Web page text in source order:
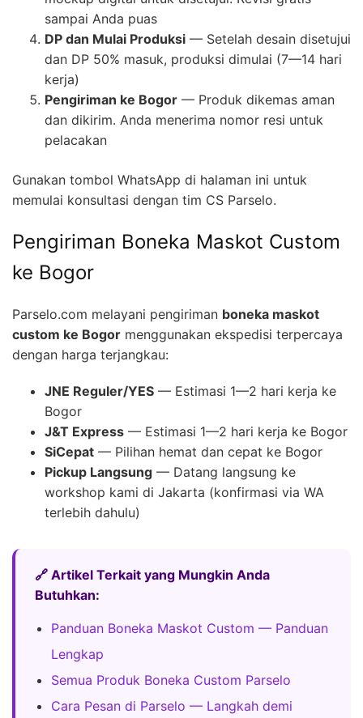
sampai Anda puas
DP dan Mulai Produksi — Setelah desain disetujui
dan DP 50% masuk, produksi dimulai (7—14 hari
kerja)
Pengiriman ke Bogor — Produk dikemas aman
dan dikirim. Anda menerima nomor resi untuk
pelacakan
Gunakan tombol WhatsApp di halaman ini untuk
memulai konsultasi dengan tim CS Parselo.
Pengiriman Boneka Maskot Custom
ke Bogor
Parselo.com melayani pengiriman boneka maskot
custom ke Bogor menggunakan ekspedisi terpercaya
dengan harga terjangkau:
JNE Reguler/YES — Estimasi 1—2 hari kerja ke
Bogor
J&T Express — Estimasi 1—2 hari kerja ke Bogor
SiCepat — Pilihan hemat dan cepat ke Bogor
Pickup Langsung — Datang langsung ke
workshop kami di Jakarta (konfirmasi via WA
terlebih dahulu)
🔗 Artikel Terkait yang Mungkin Anda
Butuhkan:
Panduan Boneka Maskot Custom — Panduan
Lengkap
Semua Produk Boneka Custom Parselo
Cara Pesan di Parselo — Langkah demi